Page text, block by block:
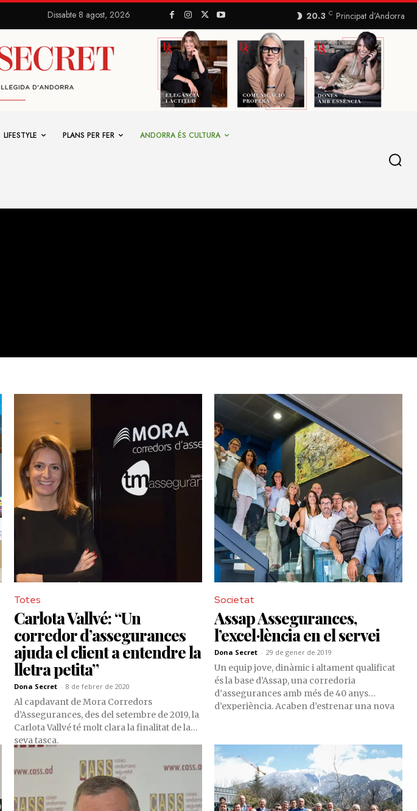
Dissabte 8 agost, 2026 20.3 C Principat d’Andorra
LIFESTYLE PLANS PER FER ANDORRA ÉS CULTURA
Totes
Carlota Vallvé: “Un
corredor d’assegurances
ajuda el client a entendre la
lletra petita”
Dona Secret - 8 de febrer de 2020
Al capdavant de Mora Corredors
d’Assegurances, des del setembre de 2019, la
Carlota Vallvé té molt clara la finalitat de la
seva tasca.
Societat
Assap Assegurances,
l’excel·lència en el servei
Dona Secret - 29 de gener de 2019
Un equip jove, dinàmic i altament qualificat
és la base d’Assap, una corredoria
d’assegurances amb més de 40 anys
d’experiència. Acaben d’estrenar una nova
interessants.